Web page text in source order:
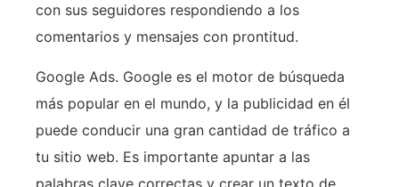
con sus seguidores respondiendo a los
comentarios y mensajes con prontitud.
Google Ads. Google es el motor de búsqueda
más popular en el mundo, y la publicidad en él
puede conducir una gran cantidad de tráfico a
tu sitio web. Es importante apuntar a las
palabras clave correctas y crear un texto de